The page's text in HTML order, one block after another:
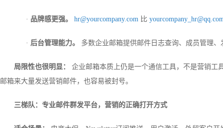
· 品牌感更强。 hr@yourcompany.com 比
· 后台管理能力。 多数企业邮箱提供邮件日志查询、成员管理
局限性也很明显：
企业邮箱本质上仍是一个通信工具，不是营销工
邮箱来大量发送营销邮件，也容易被封号。
三梯队：专业邮件群发平台，营销的正确打开方式